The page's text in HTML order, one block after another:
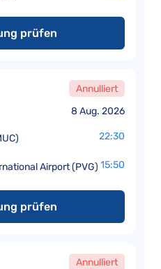
prüfen
8 Aug. 2026
Annulliert
22:30
Airport (PVG) 15:50
prüfen
Annulliert